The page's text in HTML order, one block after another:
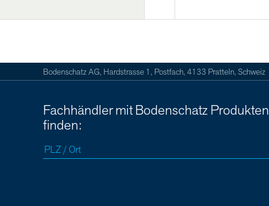
Bodenschatz AG, Hardstrasse 1, Postfach, 4133 Pratteln, Schweiz
Fachhändler mit Bodenschatz Produkten
finden: